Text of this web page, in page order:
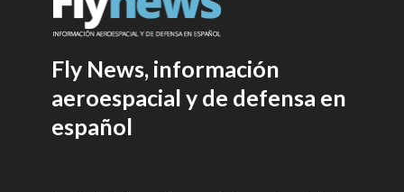
Fly News, información
aeroespacial y de defensa en
español